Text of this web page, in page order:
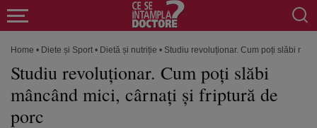
Home • Diete și Sport • Dietă și nutriție • Studiu revoluționar. Cum poți slăbi
Studiu revoluționar. Cum poți slăbi
mâncând mici, cârnați și friptură de
porc